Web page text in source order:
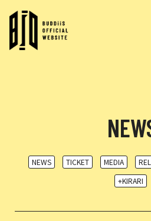
NEWS TICKET MEDIA
+KIRARI